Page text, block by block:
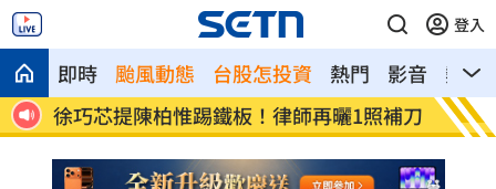
登入
即時 颱風動態 台股怎投資 熱門 影音
熱搜
尼
徐巧芯提陳柏惟踢鐵板！律師再曬1照補刀
看完
爆